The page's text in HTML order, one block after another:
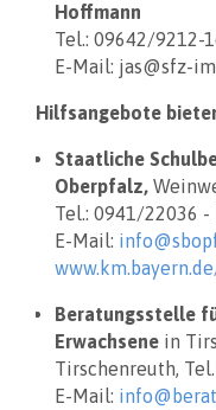
Hoffmann
Tel.: 09642/9212-
E-Mail: jas@sfz-
Hilfsangebote
Staatliche
Oberpfalz,
Tel.: 0941/22036 -
E-Mail:
Beratungsstelle
Erwachsene in
Tirschenreuth,
E-Mail: